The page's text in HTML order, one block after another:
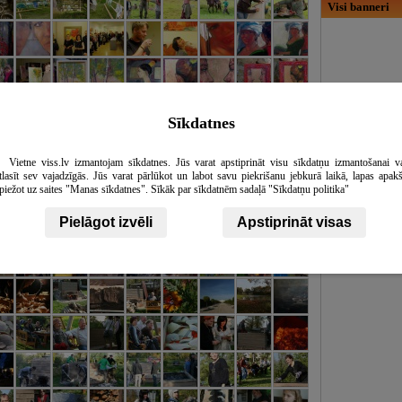
Visi banneri
Sīkdatnes
Vietne viss.lv izmantojam sīkdatnes. Jūs varat apstiprināt visu sīkdatņu izmantošanai
sev vajadzīgās. Jūs varat pārlūkot un labot savu piekrišanu jebkurā laikā, lapas
uz saites "Manas sīkdatnes". Sīkāk par sīkdatnēm sadaļā "Sīkdatņu politika"
Pielāgot izvēli Apstiprināt visas